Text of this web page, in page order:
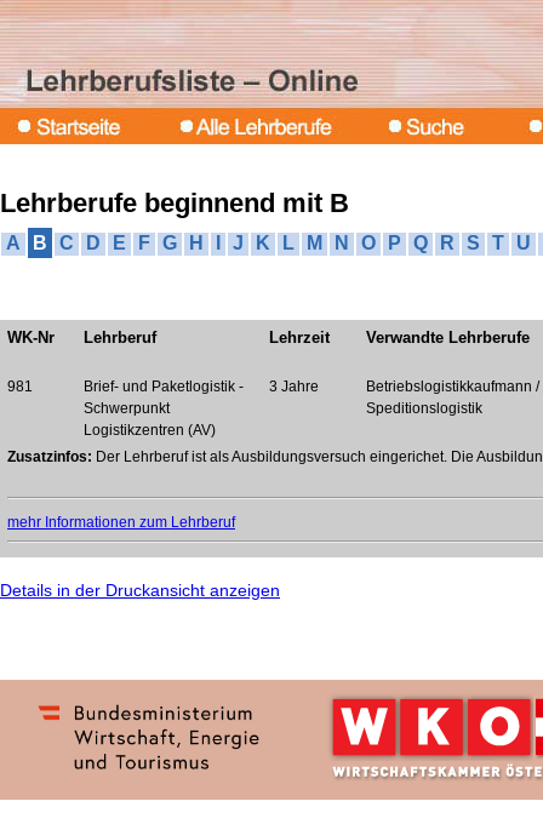
Lehrberufe beginnend mit B
A B C D E F G H J K L M N O P Q R S T U
WK-Nr Lehrberuf Lehrzeit Verwandte Lehrberufe
981
Brief- und Paketlogistik -
Schwerpunkt
Logistikzentren (AV)
3 Jahre
Betriebslogistikkaufmann
Speditionslogistik
Zusatzinfos: Der Lehrberuf ist als Ausbildungsversuch eingerichet. Die
mehr Informationen zum Lehrberuf
Details in der Druckansicht anzeigen